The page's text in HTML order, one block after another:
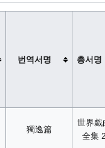
번역서명 총서명
獨逸篇
世界戱
全集